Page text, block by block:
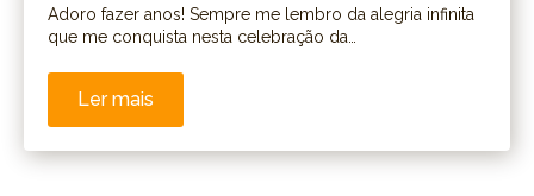
Adoro fazer anos! Sempre me lembro da alegria infinita
que me conquista nesta celebração da…
Ler mais